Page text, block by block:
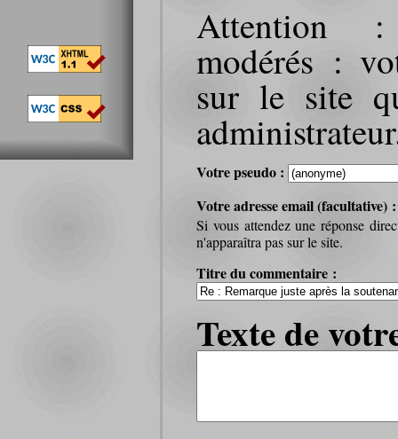
Attention :
modérés :
sur le site
Votre pseudo :
Votre adresse email (facultative)
Si vous attendez une réponse
n'apparaîtra pas sur le site.
Titre du commentaire :
Texte de